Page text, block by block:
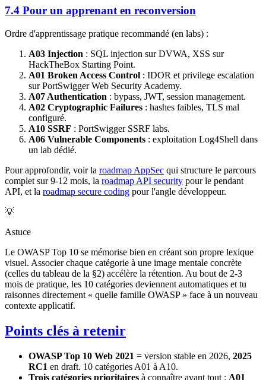
7.4 Pour un apprenant en reconversion
Ordre d'apprentissage pratique recommandé (en labs) :
A03 Injection : SQL injection sur DVWA, XSS sur
HackTheBox Starting Point.
A01 Broken Access Control : IDOR et privilege escalation
sur PortSwigger Web Security Academy.
A07 Authentication : bypass, JWT, session management.
A02 Cryptographic Failures : hashes faibles, TLS mal
configuré.
A10 SSRF : PortSwigger SSRF labs.
A06 Vulnerable Components : exploitation Log4Shell dans
un lab dédié.
Pour approfondir, voir la roadmap AppSec qui structure le parcours
complet sur 9-12 mois, la roadmap API security pour le pendant
API, et la roadmap secure coding pour l'angle développeur.
💡
Astuce
Le OWASP Top 10 se mémorise bien en créant son propre lexique
visuel. Associer chaque catégorie à une image mentale concrète
(celles du tableau de la §2) accélère la rétention. Au bout de 2-3
mois de pratique, les 10 catégories deviennent automatiques et tu
raisonnes directement « quelle famille OWASP » face à un nouveau
contexte applicatif.
Points clés à retenir
OWASP Top 10 Web 2021 = version stable en 2026, 2025
RC1 en draft. 10 catégories A01 à A10.
Trois catégories prioritaires à connaître avant tout : A01